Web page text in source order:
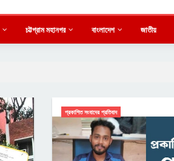
চট্টগ্রাম মহানগর বাংলাদেশ জাতীয়
প্রকাশিত সংবাদের প্রতিবাদ